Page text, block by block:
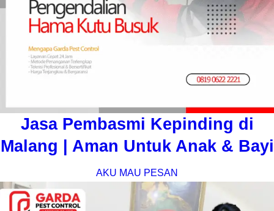
Jasa Pembasmi Kepinding di
Malang | Aman Untuk Anak & Bayi
AKU MAU PESAN